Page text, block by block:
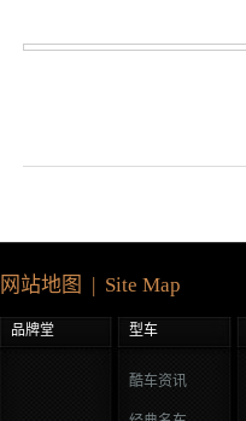
网站地图 | Site Map
品牌堂 型车
酷车资讯